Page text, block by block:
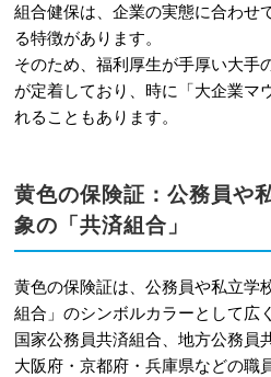
組合健保は、企業の実態に合わせ
る特徴があります。
そのため、福利厚生が手厚い大手
が定着しており、時に「大企業マ
れることもあります。
黄色の保険証：公務員や
象の「共済組合」
黄色の保険証は、公務員や私立学
組合」のシンボルカラーとして広
国家公務員共済組合、地方公務員
大阪府・京都府・兵庫県などの職